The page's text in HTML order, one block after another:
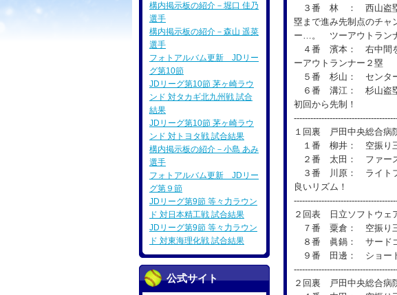
構内掲示板の紹介－堀口 佳乃
選手
構内掲示板の紹介－森山 遥菜
選手
フォトアルバム更新 JDリー
グ第10節
JDリーグ第10節 茅ヶ崎ラウ
ンド 対タカギ北九州戦 試合
結果
JDリーグ第10節 茅ヶ崎ラウ
ンド 対トヨタ戦 試合結果
構内掲示板の紹介－小島 あみ
選手
フォトアルバム更新 JDリー
グ第９節
JDリーグ第9節 等々力ラウン
ド 対日本精工戦 試合結果
JDリーグ第9節 等々力ラウン
ド 対東海理化戦 試合結果
公式サイト
３番 林 ： 西山盗塁
塁まで進み先制点のチャ
ー…。 ツーアウトラン
４番 濱本： 右中間を
ーアウトランナー２塁
５番 杉山： センター
６番 溝江： 杉山盗塁
初回から先制！
１回裏 戸田中央総合病
１番 柳井： 空振り
２番 太田： ファー
３番 川原： ライト
良いリズム！
２回表 日立ソフトウェ
７番 粟倉： 空振り
８番 眞鍋： サード
９番 田邊： ショー
２回裏 戸田中央総合病